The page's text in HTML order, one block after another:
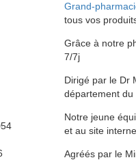
Grand-
tous vos
Grâce à notre
7/7j
Dirigé par le Dr
département
Notre jeune
et au site
Agréés par le